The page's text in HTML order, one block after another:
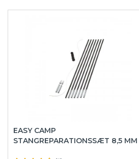
EASY CAMP
STANGREPARATIONSSÆT 8,5 MM